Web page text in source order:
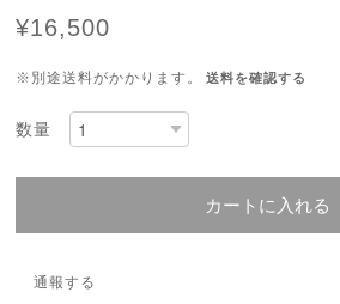
¥16,500
※別途送料がかかります。 送料を確認する
数量
カートに入れる
通報する